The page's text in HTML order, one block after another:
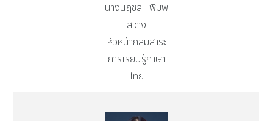
นางนฤชล พิมพ์
สว่าง
หัวหน้ากลุ่มสาระ
การเรียนรู้ภาษา
ไทย